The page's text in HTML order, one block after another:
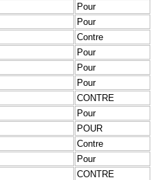
Pour
Pour
Contre
Pour
Pour
Pour
CONTRE
Pour
POUR
Contre
Pour
CONTRE